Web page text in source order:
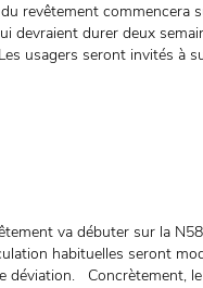
revêtement commencera
devraient durer deux
usagers seront invités à
va débuter sur la
habituelles seront
déviation. Concrètement, le